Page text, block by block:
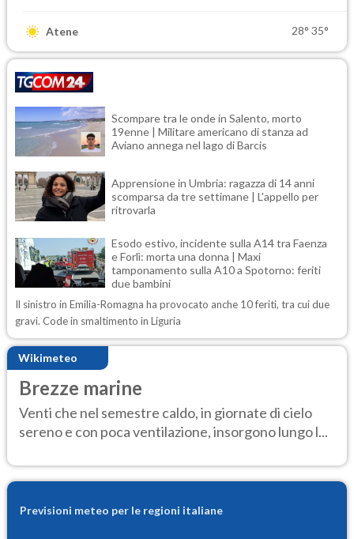
Atene 28° 35°
Scompare tra le onde in Salento, morto
19enne | Militare americano di stanza ad
Aviano annega nel lago di Barcis
Apprensione in Umbria: ragazza di 14 anni
scomparsa da tre settimane | L'appello per
ritrovarla
Esodo estivo, incidente sulla A14 tra Faenza
e Forlì: morta una donna | Maxi
tamponamento sulla A10 a Spotorno: feriti
due bambini
Il sinistro in Emilia-Romagna ha provocato anche 10 feriti, tra cui due
gravi. Code in smaltimento in Liguria
Wikimeteo
Brezze marine
Venti che nel semestre caldo, in giornate di cielo
sereno e con poca ventilazione, insorgono lungo l...
Previsioni meteo per le regioni italiane